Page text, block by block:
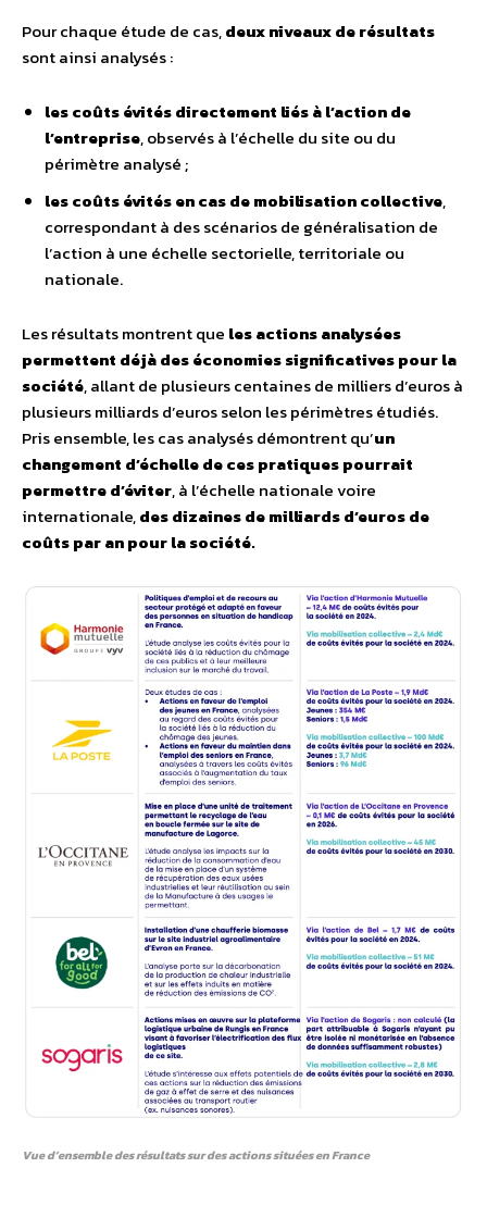
Pour chaque étude de cas,deux niveaux de résultats
sont ainsi analysés :
les coûts évités directement liés à l’action de
l’entreprise, observés à l’échelle du site ou du
périmètre analysé ;
les coûts évités en cas de mobilisation collective,
correspondant à des scénarios de généralisation de
l’action à une échelle sectorielle, territoriale ou
nationale.
Les résultats montrent que les actions analysées
permettent déjà des économies significatives pour la
société, allant de plusieurs centaines de milliers d’euros à
plusieurs milliards d’euros selon les périmètres étudiés.
Pris ensemble, les cas analysés démontrent qu’un
changement d’échelle de ces pratiques pourrait
permettre d’éviter, à l’échelle nationale voire
internationale,des dizaines de milliards d’euros de
coûts par an pour la société.
Vue d’ensemble des résultats sur des actions situées en France